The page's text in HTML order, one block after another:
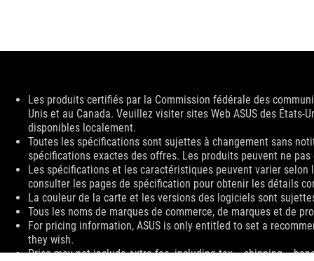
Disclaimer
Les produits certifiés par la Commission fédérale des
Unis et au Canada. Veuillez visiter sites Web ASUS des
disponibles localement.
Toutes les spécifications sont sujettes à changement sans
spécifications exactes des offres. Les produits peuvent ne
Les spécifications et les caractéristiques peuvent varier
consulter les pages de spécification pour obtenir les détails
La couleur de la carte et les versions des logiciels sont
Tous les noms de marques de commerce, de marques et de
For pricing information, ASUS is only entitled to set a
they wish.
Price may not include extra fee, including tax、shipping、